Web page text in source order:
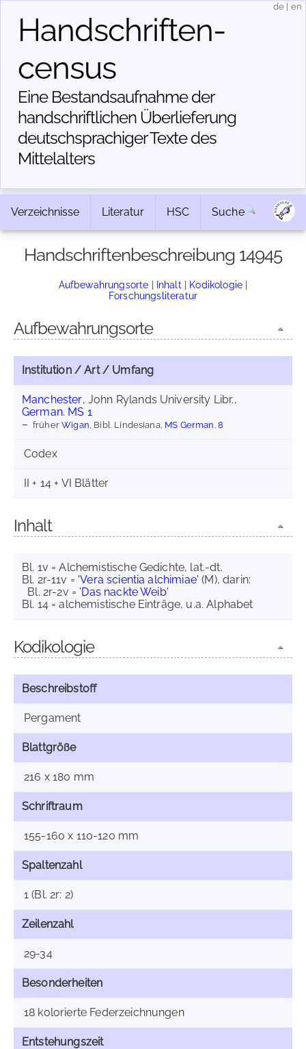
Handschriften­
census
Eine Bestandsaufnahme der
handschriftlichen Über­lieferung
deutschsprachiger Texte des
Mittelalters
de en
Verzeichnisse Literatur HSC Suche
Handschriftenbeschreibung 14945
Aufbewahrungsorte | Inhalt | Kodikologie |
Forschungsliteratur
Aufbewahrungsorte
Institution / Art / Umfang
Manchester, John Rylands University Libr.,
German. MS 1
früherWigan , Bibl. Lindesiana, MS German. 8
Codex
II + 14 + VI Blätter
Inhalt
Bl. 1v = Alchemistische Gedichte, lat.-dt.
Bl. 2r-11v = 'Vera scientia alchimiae' (M), darin:
Bl. 2r-2v = 'Das nackte Weib'
Bl. 14 = alchemistische Einträge, u.a. Alphabet
Kodikologie
Beschreibstoff
Pergament
Blattgröße
216 x 180 mm
Schriftraum
155-160 x 110-120 mm
Spaltenzahl
1 (Bl. 2r: 2)
Zeilenzahl
29-34
Besonderheiten
18 kolorierte Federzeichnungen
Entstehungszeit